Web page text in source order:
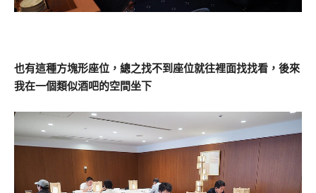
也有這種方塊形座位，總之找不到座位就往裡面找找看，後來
我在一個類似酒吧的空間坐下